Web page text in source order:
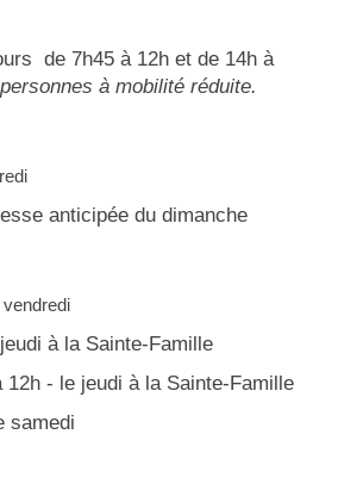
de 7h45 à 12h et de 14h à
à mobilité réduite.
anticipée du dimanche
à la Sainte-Famille
12h - le jeudi à la Sainte-Famille
samedi